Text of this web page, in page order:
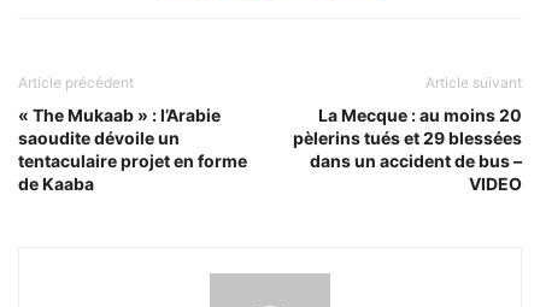
Article précédent
« The Mukaab » : l’Arabie
saoudite dévoile un
tentaculaire projet en forme
de Kaaba
Article suivant
La Mecque : au moins 20
pèlerins tués et 29 blessées
dans un accident de bus –
VIDEO